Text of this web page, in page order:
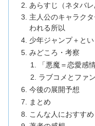
あらすじ（ネタバレ
主人公のキャラク
われる所以
少年ジャンプ＋と
みどころ・考察
「悪魔＝恋愛感
ラブコメとファ
今後の展開予想
まとめ
こんな人におすすめ